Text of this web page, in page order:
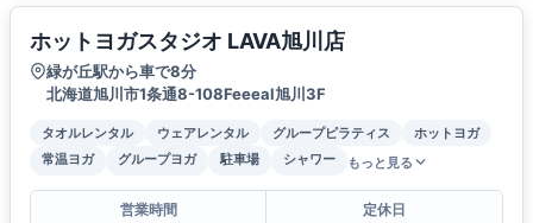
ホットヨガスタジオ LAVA旭川店
緑が丘駅から車で8分
北海道旭川市1条通8-108Feeeal旭川3F
タオルレンタル ウェアレンタル グループピラティス
ホットヨガ
常温ヨガ
グループヨガ 駐車場 シャワー もっと見る
営業時間 定休日